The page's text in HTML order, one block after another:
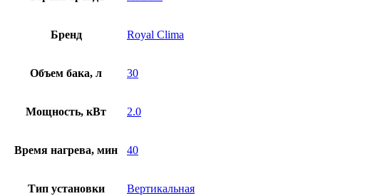
Бренд Royal Clima
Объем бака, л 30
Мощность, кВт 2.0
Время нагрева, мин 40
Тип установки Вертикальная